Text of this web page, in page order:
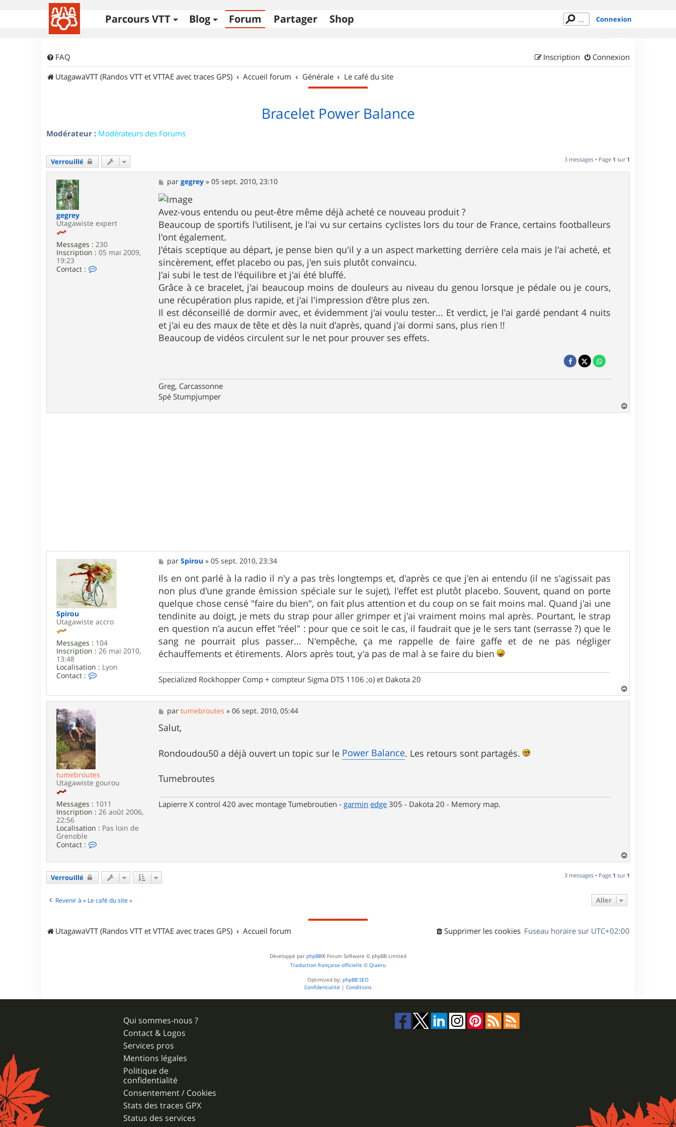
Parcours VTT Blog Forum Partager Shop Connexion
FAQ Connexion
Inscription
UtagawaVTT (Randos VTT et VTTAE avec traces GPS)
Accueil forum Générale Le café du site
Bracelet Power Balance
Modérateur : Modérateurs des Forums
Verrouillé 3 messages • Page 1 sur 1
gegrey
Utagawiste expert
Messages : 230
Inscription : 05 mai 2009,
19:23
Contact :
M
e
s
s
a
g
e
pargegrey »05 sept. 2010, 23:10
Avez-vous entendu ou peut-être même déjà acheté ce nouveau produit ?
Beaucoup de sportifs l'utilisent, je l'ai vu sur certains cyclistes lors du tour de France, certains footballeurs
l'ont également.
J'étais sceptique au départ, je pense bien qu'il y a un aspect marketting derrière cela mais je l'ai acheté, et
sincèrement, effet placebo ou pas, j'en suis plutôt convaincu.
J'ai subi le test de l'équilibre et j'ai été bluffé.
Grâce à ce bracelet, j'ai beaucoup moins de douleurs au niveau du genou lorsque je pédale ou je cours,
une récupération plus rapide, et j'ai l'impression d'être plus zen.
Il est déconseillé de dormir avec, et évidemment j'ai voulu tester... Et verdict, je l'ai gardé pendant 4 nuits
et j'ai eu des maux de tête et dès la nuit d'après, quand j'ai dormi sans, plus rien !!
Beaucoup de vidéos circulent sur le net pour prouver ses effets.
Greg, Carcassonne
Spé Stumpjumper
a
Spirou
Utagawiste accro
Messages : 104
Inscription : 26 mai 2010,
13:48
Localisation : Lyon
Contact :
t
r
o
u
M
e
s
s
a
g
e
parSpirou »05 sept. 2010, 23:34
Ils en ont parlé à la radio il n'y a pas très longtemps et, d'après ce que j'en ai entendu (il ne s'agissait pas
non plus d'une grande émission spéciale sur le sujet), l'effet est plutôt placebo. Souvent, quand on porte
quelque chose censé "faire du bien", on fait plus attention et du coup on se fait moins mal. Quand j'ai une
tendinite au doigt, je mets du strap pour aller grimper et j'ai vraiment moins mal après. Pourtant, le strap
en question n'a aucun effet "réel" : pour que ce soit le cas, il faudrait que je le sers tant (serrasse ?) que le
sang ne pourrait plus passer... N'empêche, ça me rappelle de faire gaffe et de ne pas négliger
échauffements et étirements. Alors après tout, y'a pas de mal à se faire du bien
Specialized Rockhopper Comp + compteur Sigma DTS 1106 ;o) et Dakota 20
a
tumebroutes
Utagawiste gourou
Messages : 1011
Inscription : 26 août 2006,
22:56
Localisation : Pas loin de
Grenoble
Contact :
c
e
m
M
e
s
s
g
e
partumebroutes »06 sept. 2010, 05:44
Salut,
Rondoudou50 a déjà ouvert un topic sur le Power Balance. Les retours sont partagés.
Tumebroutes
Lapierre X control 420 avec montage Tumebroutien - garmin edge 305 - Dakota 20 - Memory map.
a
t
Verrouillé 3 messages • Page 1 sur 1
Revenir à « Le café du site » Aller
UtagawaVTT (Randos VTT et VTTAE avec traces GPS) Accueil forum Fuseau horaire sur UTC+02:00
Supprimer les cookies
Développé par phpBB® Forum Software © phpBB Limited
Traduction française officielle © Qiaeru
Optimized by: phpBB SEO
Confidentialité | Conditions
Qui sommes-nous ?
Contact & Logos
Services pros
Mentions légales
Politique de
confidentialité
Consentement / Cookies
Stats des traces GPX
Status des services